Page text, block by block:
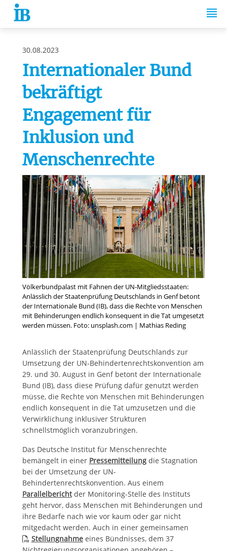
Springe zum Inhalt
30.08.2023
Internationaler Bund
bekräftigt
Engagement für
Inklusion und
Menschenrechte
Völkerbundpalast mit Fahnen der UN-Mitgliedsstaaten:
Anlässlich der Staatenprüfung Deutschlands in Genf betont
der Internationale Bund (IB), dass die Rechte von Menschen
mit Behinderungen endlich konsequent in die Tat umgesetzt
werden müssen. Foto: unsplash.com | Mathias Reding
Anlässlich der Staatenprüfung Deutschlands zur
Umsetzung der UN-Behindertenrechtskonvention am
29. und 30. August in Genf betont der Internationale
Bund (IB), dass diese Prüfung dafür genutzt werden
müsse, die Rechte von Menschen mit Behinderungen
endlich konsequent in die Tat umzusetzen und die
Verwirklichung inklusiver Strukturen
schnellstmöglich voranzubringen.
Das Deutsche Institut für Menschenrechte
bemängelt in einer Pressemitteilungdie Stagnation
bei der Umsetzung der UN-
Behindertenrechtskonvention. Aus einem
Parallelberichtder Monitoring-Stelle des Instituts
geht hervor, dass Menschen mit Behinderungen und
ihre Bedarfe nach wie vor kaum oder gar nicht
mitgedacht werden. Auch in einer gemeinsamen
Stellungnahmeeines Bündnisses, dem 37